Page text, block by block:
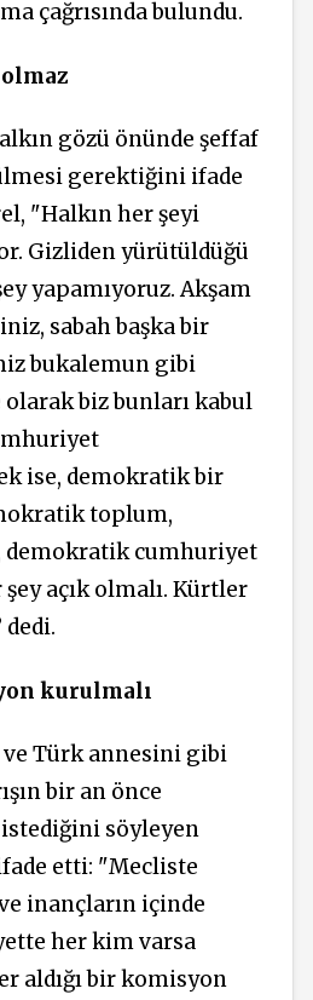
çağrısında bulundu.
gözü önünde şeffaf
gerektiğini ifade
"Halkın her şeyi
Gizliden yürütüldüğü
yapamıyoruz. Akşam
sabah başka bir
bukalemun gibi
biz bunları kabul
ise, demokratik bir
toplum,
demokratik cumhuriyet
açık olmalı. Kürtler
dedi.
kurulmalı
Türk annesini gibi
bir an önce
söyleyen
etti: "Mecliste
inançların içinde
her kim varsa
aldığı bir komisyon